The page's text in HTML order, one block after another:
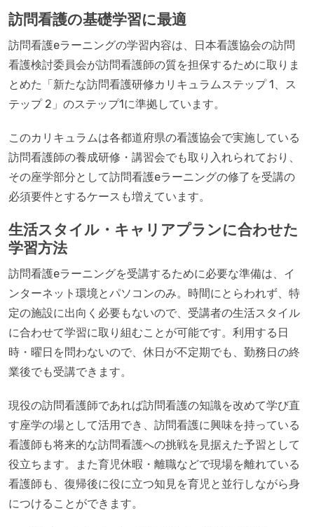
訪問看護の基礎学習に最適
訪問看護eラーニングの学習内容は、日本看護協会の訪問
看護検討委員会が訪問看護師の質を担保するために取りま
とめた「新たな訪問看護研修カリキュラムステップ 1、ス
テップ 2」のステップ1に準拠しています。
このカリキュラムは各都道府県の看護協会で実施している
訪問看護師の養成研修・講習会でも取り入れられており、
その座学部分として訪問看護eラーニングの修了を受講の
必須要件とするケースも増えています。
生活スタイル・キャリアプランに合わせた
学習方法
訪問看護eラーニングを受講するために必要な準備は、イ
ンターネット環境とパソコンのみ。時間にとらわれず、特
定の施設に出向く必要もないので、受講者の生活スタイル
に合わせて学習に取り組むことが可能です。利用する日
時・曜日を問わないので、休日が不定期でも、勤務日の終
業後でも受講できます。
現役の訪問看護師であれば訪問看護の知識を改めて学び直
す座学の場として活用でき、訪問看護に興味を持っている
看護師も将来的な訪問看護への挑戦を見据えた予習として
役立ちます。また育児休暇・離職などで現場を離れている
看護師も、復帰後に役に立つ知見を育児と並行しながら身
につけることができます。